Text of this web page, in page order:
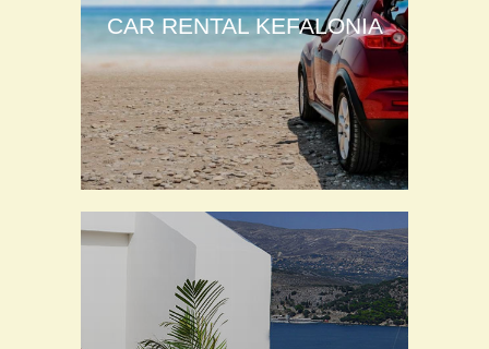
CAR RENTAL KEFALONIA